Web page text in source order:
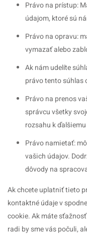
Právo na prístup:
údajom, ktoré sú
Právo na opravu:
vymazať alebo
Ak nám udelíte
právo tento súhlas
Právo na prenos
správcu všetky
rozsahu k
Právo namietať:
vašich údajov.
dôvody na
Ak chcete uplatniť tieto
kontaktné údaje v
cookie. Ak máte
radi by sme vás počuli,